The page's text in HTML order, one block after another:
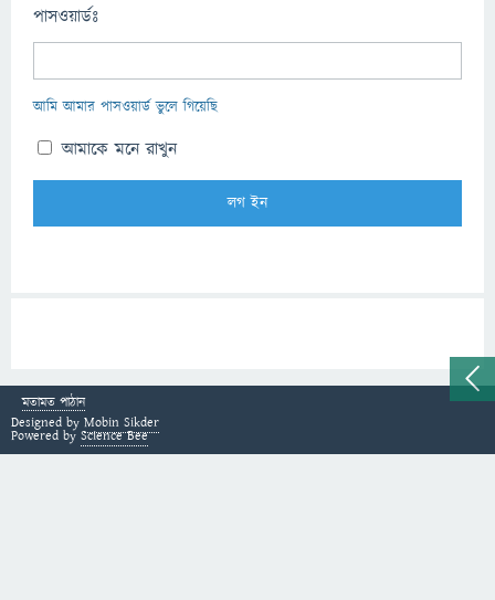
পাসওয়ার্ডঃ
আমি আমার পাসওয়ার্ড ভুলে গিয়েছি
আমাকে মনে রাখুন
মতামত পাঠান
Designed by Mobin Sikder
Powered by Science Bee